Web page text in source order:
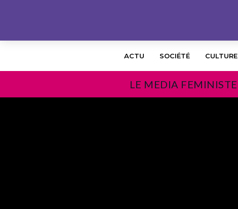
ACTU SOCIÉTÉ CULTURE
LE MEDIA